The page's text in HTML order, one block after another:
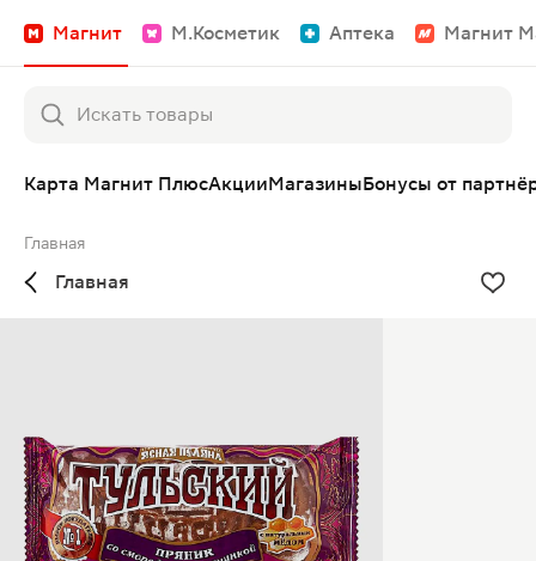
Магнит М.Косметик Аптека Магнит
Карта Магнит ПлюсАкцииМагазиныБонусы от
Главная
Главная